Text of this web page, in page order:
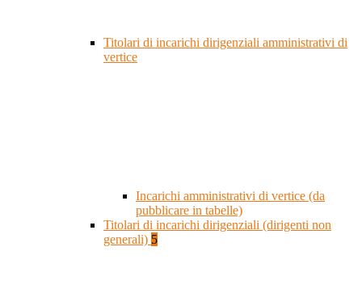
Titolari di incarichi dirigenziali amministrativi di
vertice
Incarichi amministrativi di vertice (da
pubblicare in tabelle)
Titolari di incarichi dirigenziali (dirigenti non
generali) 5